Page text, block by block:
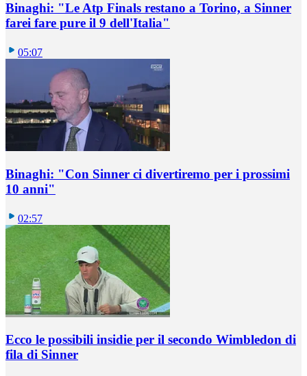
Binaghi: "Le Atp Finals restano a Torino, a Sinner
farei fare pure il 9 dell'Italia"
05:07
Binaghi: "Con Sinner ci divertiremo per i prossimi
10 anni"
02:57
Ecco le possibili insidie per il secondo Wimbledon di
fila di Sinner